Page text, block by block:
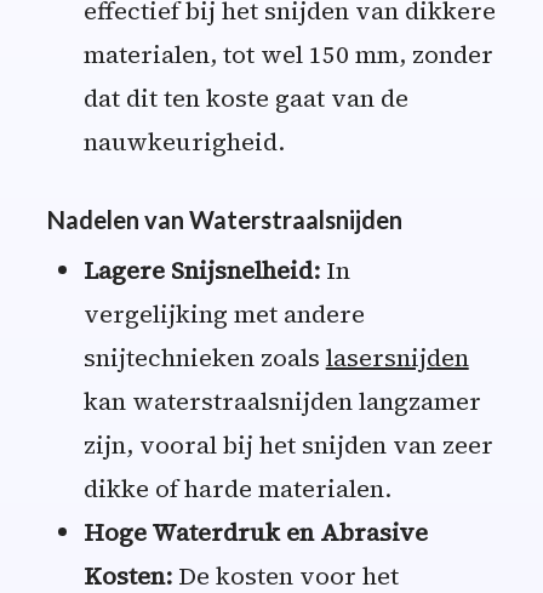
effectief bij het snijden van dikkere
materialen, tot wel 150 mm, zonder
dat dit ten koste gaat van de
nauwkeurigheid.
Nadelen van Waterstraalsnijden
Lagere Snijsnelheid:In
vergelijking met andere
snijtechnieken zoals lasersnijden
kan waterstraalsnijden langzamer
zijn, vooral bij het snijden van zeer
dikke of harde materialen.
Hoge Waterdruk en Abrasive
Kosten:De kosten voor het